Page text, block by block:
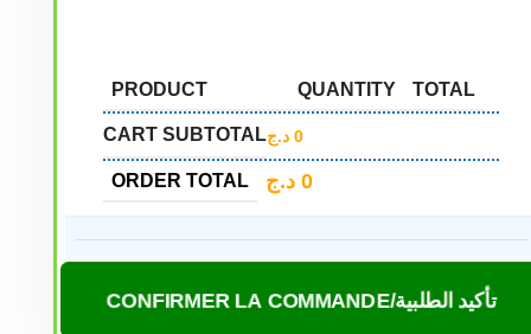
PRODUCT QUANTITY TOTAL
CART SUBTOTAL 0 د.ج
ORDER TOTAL 0 د.ج
CONFIRMER LA COMMANDE/تأكيد الطلبية